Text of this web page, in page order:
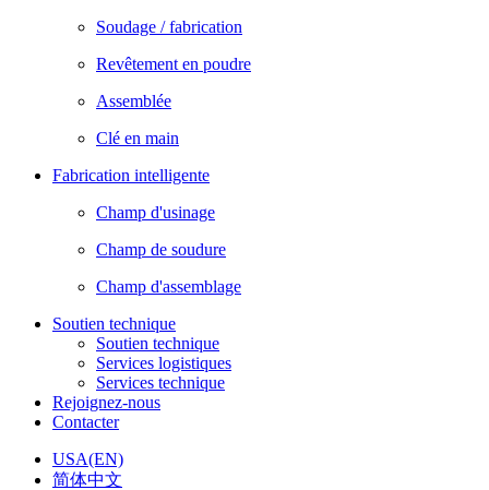
Soudage / fabrication
Revêtement en poudre
Assemblée
Clé en main
Fabrication intelligente
Champ d'usinage
Champ de soudure
Champ d'assemblage
Soutien technique
Soutien technique
Services logistiques
Services technique
Rejoignez-nous
Contacter
USA(EN)
简体中文